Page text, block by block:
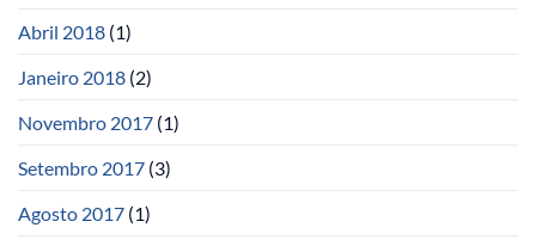
Abril 2018 (1)
Janeiro 2018 (2)
Novembro 2017 (1)
Setembro 2017 (3)
Agosto 2017 (1)